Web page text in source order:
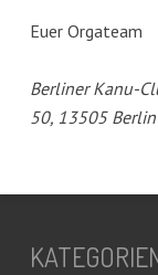
Euer Orgateam
Berliner Kanu-
50, 13505 Berlin